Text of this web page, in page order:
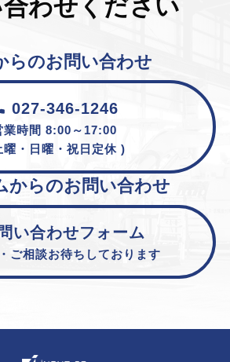
わせください
らのお問い合わせ
027-346-1246
業時間 8:00～17:00
曜・日曜・祝日定休 )
からのお問い合わせ
い合わせフォーム
ご相談お待ちしております